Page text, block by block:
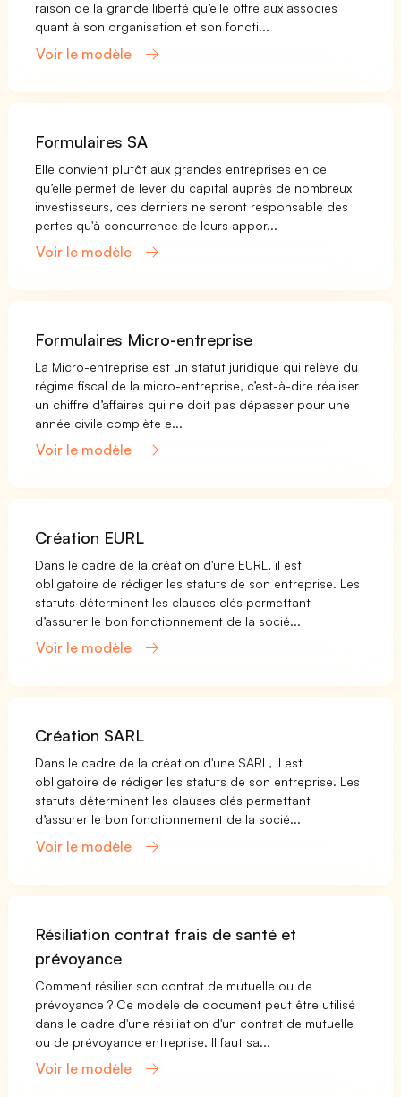
raison de la grande liberté qu’elle offre aux associés
quant à son organisation et son foncti...
Voir le modèle
Formulaires SA
Elle convient plutôt aux grandes entreprises en ce
qu’elle permet de lever du capital auprès de nombreux
investisseurs, ces derniers ne seront responsable des
pertes qu'à concurrence de leurs appor...
Voir le modèle
Formulaires Micro-entreprise
La Micro-entreprise est un statut juridique qui relève du
régime fiscal de la micro-entreprise, c’est-à-dire réaliser
un chiffre d’affaires qui ne doit pas dépasser pour une
année civile complète e...
Voir le modèle
Création EURL
Dans le cadre de la création d'une EURL, il est
obligatoire de rédiger les statuts de son entreprise. Les
statuts déterminent les clauses clés permettant
d’assurer le bon fonctionnement de la socié...
Voir le modèle
Création SARL
Dans le cadre de la création d'une SARL, il est
obligatoire de rédiger les statuts de son entreprise. Les
statuts déterminent les clauses clés permettant
d’assurer le bon fonctionnement de la socié...
Voir le modèle
Résiliation contrat frais de santé et
prévoyance
Comment résilier son contrat de mutuelle ou de
prévoyance ? Ce modèle de document peut être utilisé
dans le cadre d'une résiliation d'un contrat de mutuelle
ou de prévoyance entreprise. Il faut sa...
Voir le modèle